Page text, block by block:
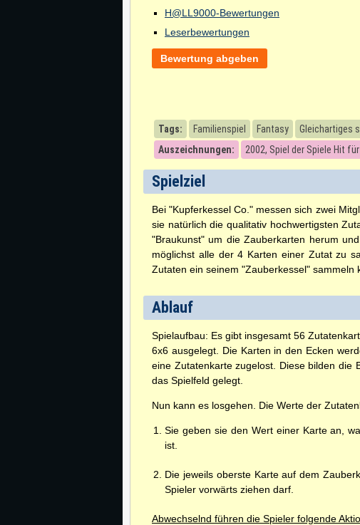
H@LL9000-Bewertungen
Leserbewertungen
Bewertung abgeben
Tags: Familienspiel Fantasy Gleichartiges
Auszeichnungen:
2002, Spiel der Spiele Hit
Spielziel
Bei "Kupferkessel Co." messen sich zwei
sie natürlich die qualitativ hochwertigsten
"Braukunst" um die Zauberkarten herum
möglichst alle der 4 Karten einer Zutat zu
Zutaten ein seinem "Zauberkessel" sammeln
Ablauf
Spielaufbau: Es gibt insgesamt 56
6x6 ausgelegt. Die Karten in den Ecken
eine Zutatenkarte zugelost. Diese bilden die
das Spielfeld gelegt.
Nun kann es losgehen. Die Werte der
Sie geben sie den Wert einer Karte an,
ist.
Die jeweils oberste Karte auf dem
Spieler vorwärts ziehen darf.
Abwechselnd führen die Spieler folgende